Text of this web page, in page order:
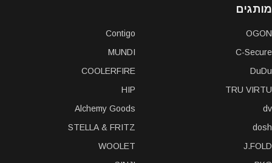
מותגים
OGON
C-Secure
DuDu
TRU VIRTU
dv
dosh
J.FOLD
Contigo
MUNDI
COOLERFIRE
HIP
Alchemy Goods
STELLA & FRITZ
WOOLET